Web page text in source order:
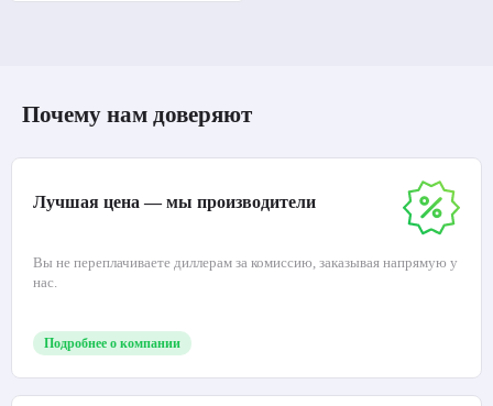
Почему нам доверяют
Лучшая цена — мы производители
Вы не переплачиваете диллерам за комиссию, заказывая напрямую у
нас.
Подробнее о компании